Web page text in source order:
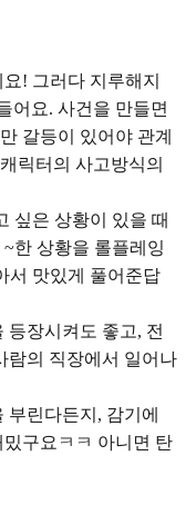
! 그러다 지루해지
어요. 사건을 만들면
갈등이 있어야 관계
릭터의 사고방식의
싶은 상황이 있을 때
한 상황을 롤플레잉
서 맛있게 풀어준답
등장시켜도 좋고, 전
람의 직장에서 일어나
린다든지, 감기에
구요ㅋㅋ 아니면 탄